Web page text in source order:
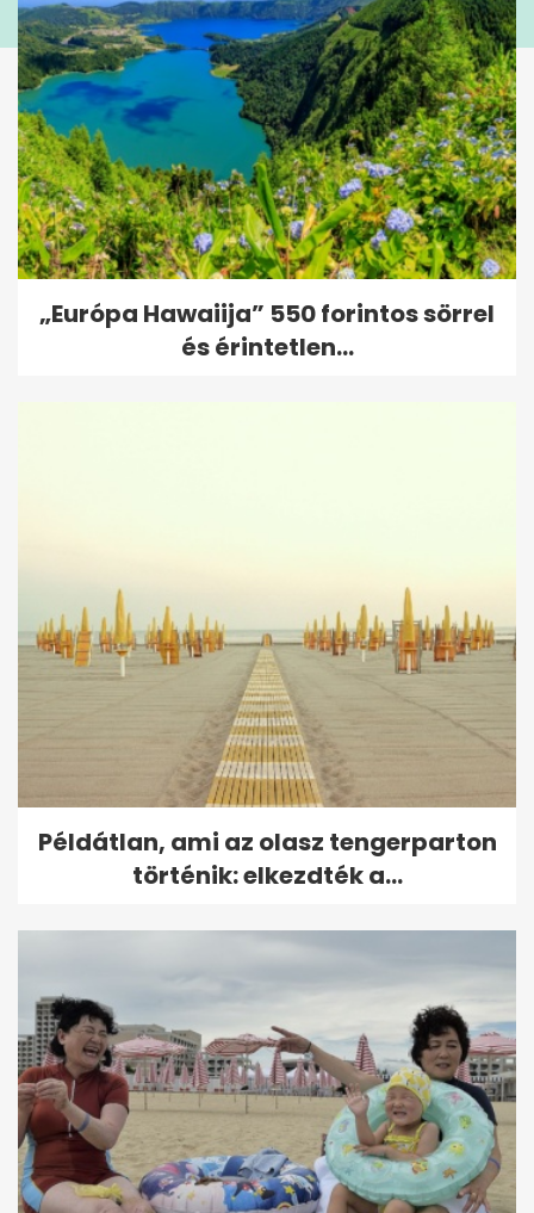
„Európa Hawaiija” 550 forintos sörrel
és érintetlen...
Példátlan, ami az olasz tengerparton
történik: elkezdték a...